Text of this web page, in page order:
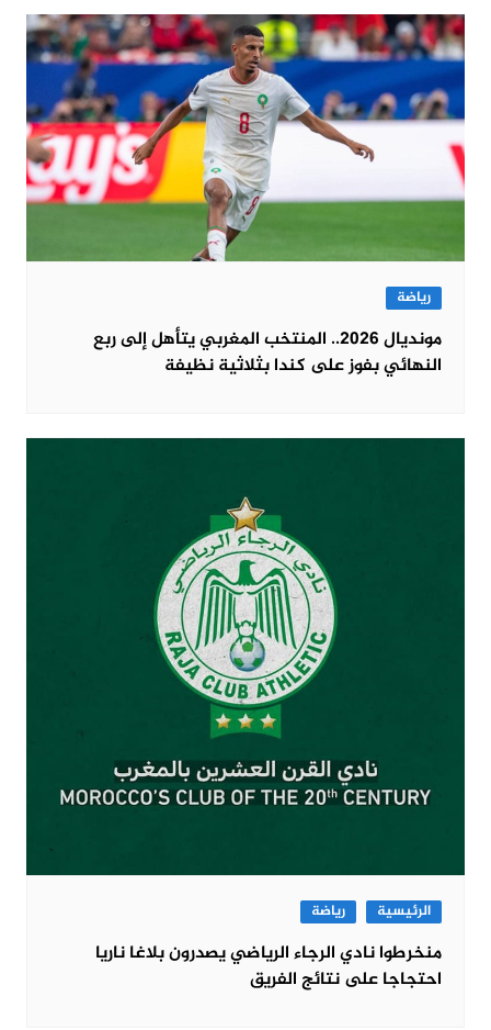
رياضة
مونديال 2026.. المنتخب المغربي يتأهل إلى ربع
النهائي بفوز على كندا بثلاثية نظيفة
الرئيسية رياضة
منخرطوا نادي الرجاء الرياضي يصدرون بلاغا ناريا
احتجاجا على نتائج الفريق